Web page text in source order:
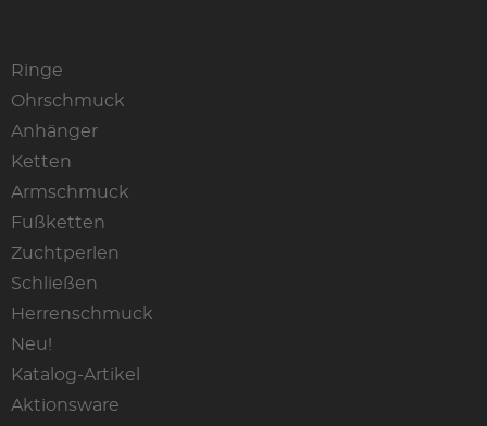
Ringe
Ohrschmuck
Anhänger
Ketten
Armschmuck
Fußketten
Zuchtperlen
Schließen
Herrenschmuck
Neu!
Katalog-Artikel
Aktionsware